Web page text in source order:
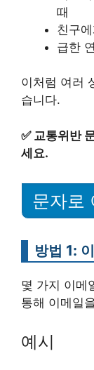
때
친구
급한
이처럼 여러
습니다.
✅ 교통위반
세요.
문자로
방법 1:
몇 가지 이메
통해 이메일
예시